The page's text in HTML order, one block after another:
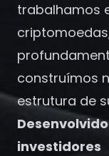
trabalhamos
construímos
estrutura de
investidores